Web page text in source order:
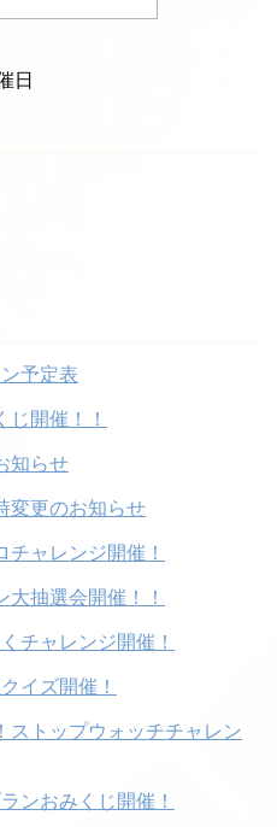
日
予定表
じ開催！！
知らせ
変更のお知らせ
チャレンジ開催！
大抽選会開催！！
チャレンジ開催！
イズ開催！
ストップウォッチチャレン
ンおみくじ開催！